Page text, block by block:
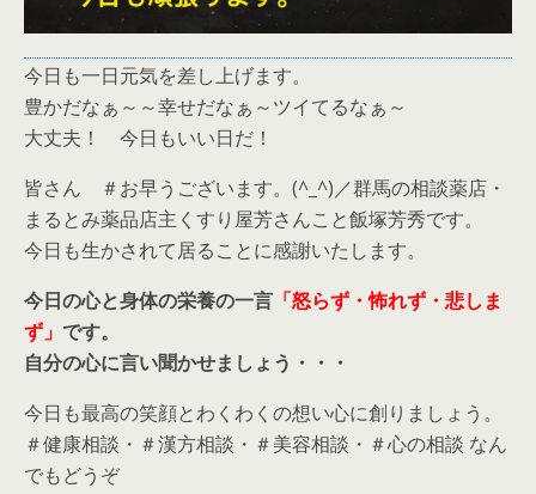
今日も一日元気を差し上げます。
豊かだなぁ～～幸せだなぁ～ツイてるなぁ～
大丈夫！ 今日もいい日だ！
皆さん ＃お早うございます。(^_^)／群馬の相談薬店・
まるとみ薬品店主くすり屋芳さんこと飯塚芳秀です。
今日も生かされて居ることに感謝いたします。
今日の心と身体の栄養の一言 「怒らず・怖れず・悲しま
ず」 です。
自分の心に言い聞かせましょう・・・
今日も最高の笑顔とわくわくの想い心に創りましょう。
＃健康相談・＃漢方相談・＃美容相談・＃心の相談 なん
でもどうぞ